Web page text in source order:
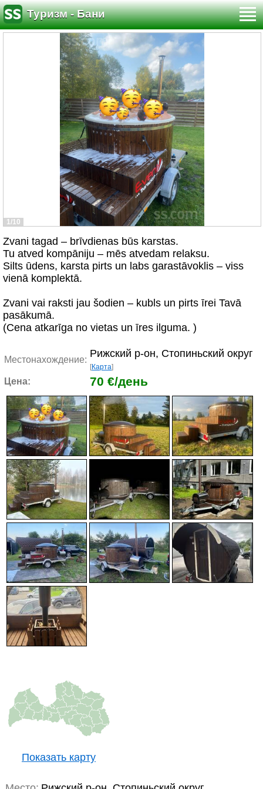
Туризм - Бани
1/10
Zvani tagad – brīvdienas būs karstas.
Tu atved kompāniju – mēs atvedam relaksu.
Silts ūdens, karsta pirts un labs garastāvoklis – viss
vienā komplektā.
Zvani vai raksti jau šodien – kubls un pirts īrei Tavā
pasākumā.
(Cena atkarīga no vietas un īres ilguma. )
Местонахождение:
Рижский р-он, Стопиньский округ
[Карта]
Цена: 70 €/день
Показать карту